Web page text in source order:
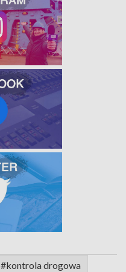
#kontrola drogowa